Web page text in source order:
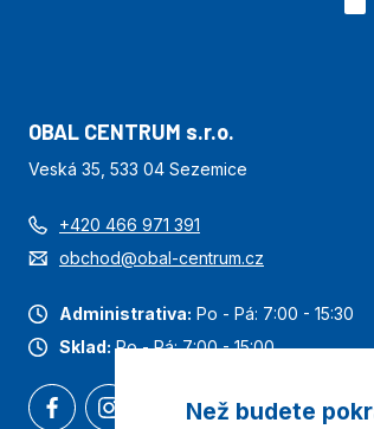
OBAL CENTRUM s.r.o.
Veská 35, 533 04 Sezemice
+420 466 971 391
obchod@obal-centrum.cz
Administrativa: Po - Pá: 7:00 - 15:30
Sklad: Po - Pá: 7:00 - 15:00
Než budete